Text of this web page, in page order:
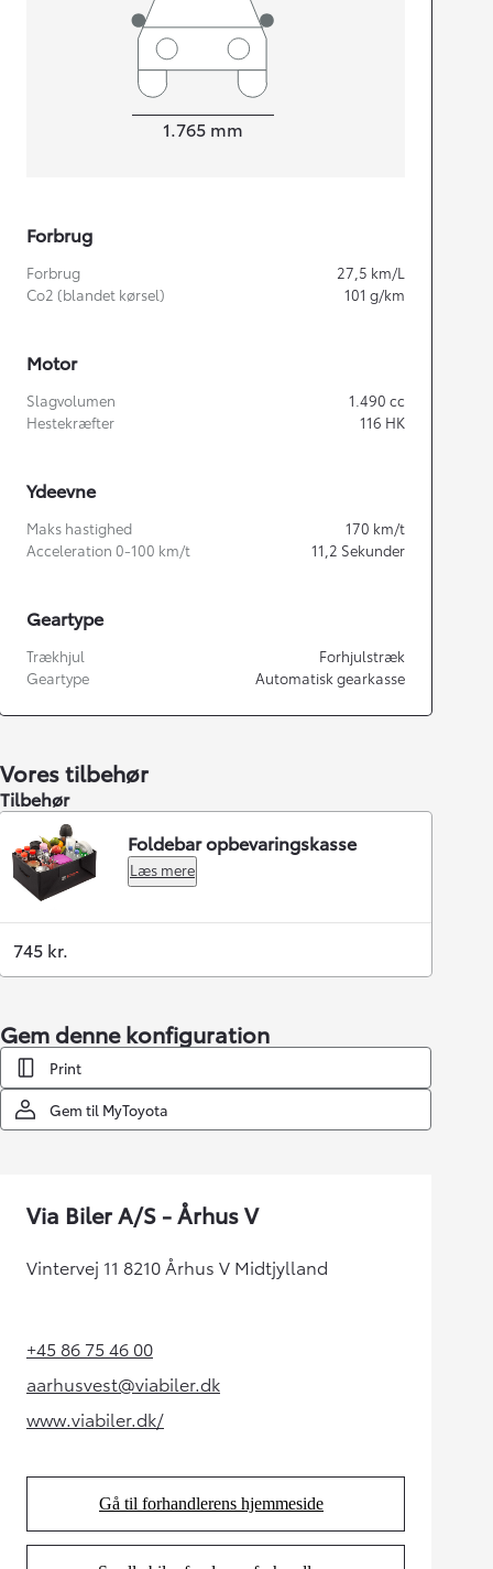
1.765 mm
Forbrug
Forbrug 27,5 km/L
Co2 (blandet kørsel)
101 g/km
Motor
Slagvolumen 1.490 cc
Hestekræfter
116 HK
Ydeevne
Maks hastighed 170 km/t
Acceleration 0-100 km/t
11,2 Sekunder
Geartype
Trækhjul
Forhjulstræk
Geartype
Automatisk gearkasse
Vores tilbehør
Tilbehør
Foldebar opbevaringskasse
Læs mere
745 kr.
Gem denne konfiguration
Print
Gem til MyToyota
Via Biler A/S - Århus V
Vintervej 11 8210 Århus V Midtjylland
+45 86 75 46 00(Opens in new tab)
aarhusvest@viabiler.dk
(Opens in new tab)
www.viabiler.dk/(Opens in new tab)
Gå til forhandlerens hjemmeside
(Opens in new tab)